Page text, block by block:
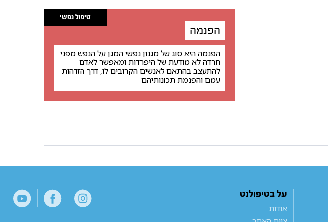
טיפול נפשי
הפנמה
הפנמה היא סוג של מגנון נפשי המגן על הנפש מפני
חרדה לא מודעת של היפרדות ומאפשר לאדם
להתעצב בהתאם לאנשים הקרובים לו, דרך הזדהות
עמם והפנמת תכונותיהם
על בטיפולנט
אודות